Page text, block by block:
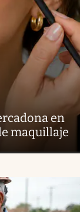
en
maquillaje